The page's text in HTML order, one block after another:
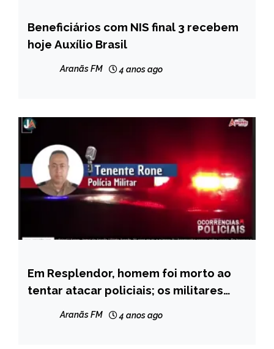
BRASIL
NOTÍCIAS
Beneficiários com NIS final 3 recebem
hoje Auxílio Brasil
Aranãs FM 4 anos ago
CAPELINHA
NOTÍCIAS
Em Resplendor, homem foi morto ao
tentar atacar policiais; os militares
Aranãs FM 4 anos ago